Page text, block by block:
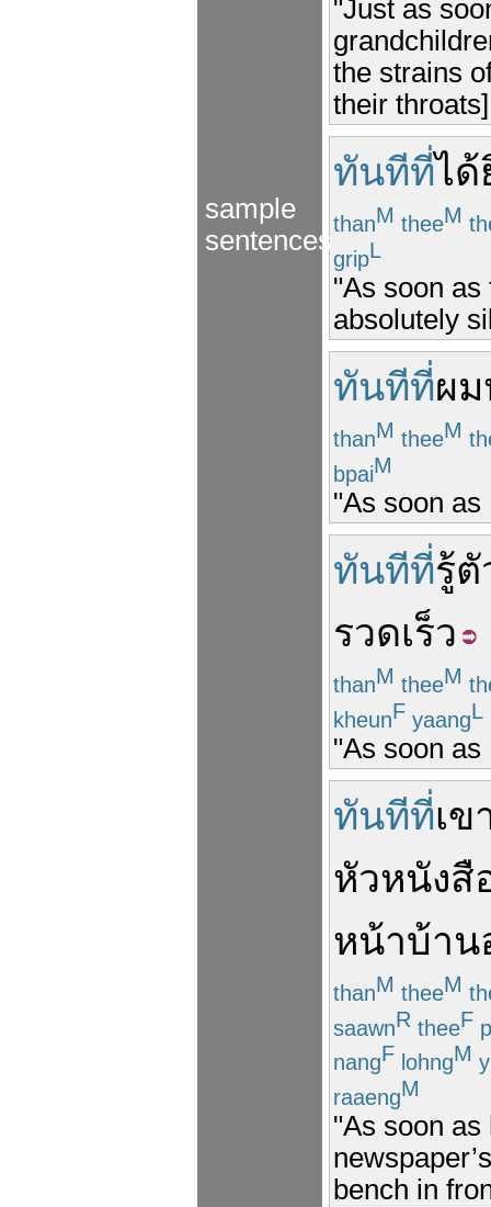
sample
sentences
"Just as
the strains
their
ทันทีที่ไ
thanM theeM
gripL
"As soon as
absolutely
ทันทีที่ผม
thanM theeM
bpaiM
"As soon as
ทันทีที่รู้ตั
รวดเร็ว
thanM theeM
kheunF yaangL
"As soon as
ทันทีที่เข
หัวหนังสื
หน้าบ้าน
thanM theeM
saawnR theeF
nangF lohngM
raaengM
"As soon as
bench in